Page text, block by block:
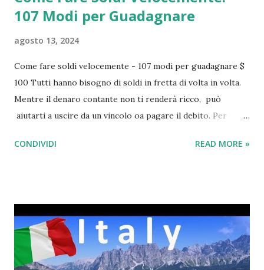
107 Modi per Guadagnare
agosto 13, 2024
Come fare soldi velocemente - 107 modi per guadagnare $
100 Tutti hanno bisogno di soldi in fretta di volta in volta.
Mentre il denaro contante non ti renderà ricco, può
aiutarti a uscire da un vincolo oa pagare il debito. Per
Economia-italia.com una lista esaustiva e pratica di 107
guadagnare velocemente: 107 idee che puoi iniziare a
utilizzare oggi. Affitta una stanza con Airbnb Sondaggi
online Inbox Dollars Swagbucks Apri un nuovo conto
corrente con un bonus Iscriviti per una carta di credito
CONDIVIDI READ MORE »